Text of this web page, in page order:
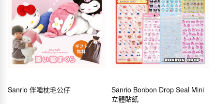
Sanrio 伴睡枕毛公仔
Sanrio Bonbon Drop Seal Mini
立體貼紙